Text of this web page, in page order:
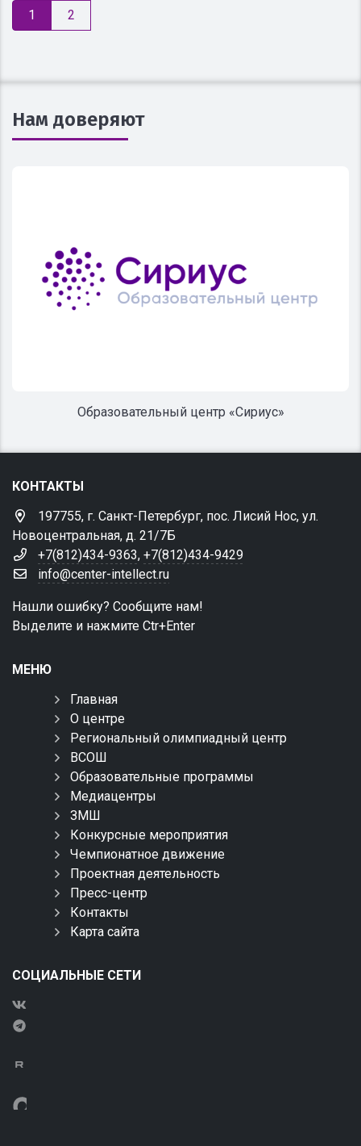
1 2
Нам доверяют
Образовательный центр «Сириус»
КОНТАКТЫ
197755, г. Санкт-Петербург, пос. Лисий Нос, ул.
Новоцентральная, д. 21/7Б
+7(812)434-9363, +7(812)434-9429
info@center-intellect.ru
Нашли ошибку? Сообщите нам!
Выделите и нажмите Ctr+Enter
МЕНЮ
Главная
О центре
Региональный олимпиадный центр
ВСОШ
Образовательные программы
Медиацентры
ЗМШ
Конкурсные мероприятия
Чемпионатное движение
Проектная деятельность
Пресс-центр
Контакты
Карта сайта
СОЦИАЛЬНЫЕ СЕТИ